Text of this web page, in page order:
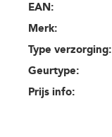
EAN:
Merk:
Type verzorging:
Geurtype:
Prijs info: